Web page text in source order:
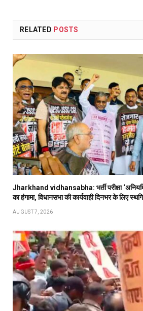
RELATED POSTS
Jharkhand vidhansabha: भर्ती परीक्षा
का हंगामा, विधानसभा की कार्यवाही दिनभर के लिए
AUGUST 7, 2026